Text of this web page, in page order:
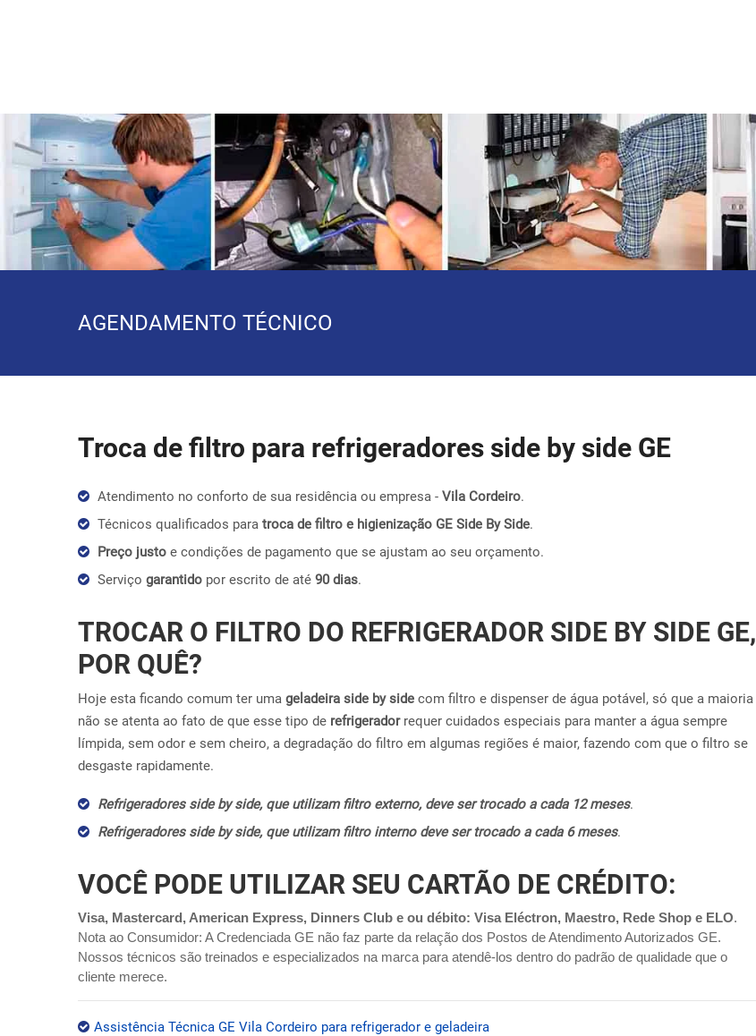
AGENDAMENTO TÉCNICO
Troca de filtro para refrigeradores side by side GE
Atendimento no conforto de sua residência ou empresa - Vila Cordeiro.
Técnicos qualificados para troca de filtro e higienização GE Side By Side.
Preço justo e condições de pagamento que se ajustam ao seu orçamento.
Serviço garantido por escrito de até 90 dias.
TROCAR O FILTRO DO REFRIGERADOR SIDE BY SIDE GE,
POR QUÊ?
Hoje esta ficando comum ter uma geladeira side by side com filtro e dispenser de água potável, só que a maioria
não se atenta ao fato de que esse tipo de refrigeradorrequer cuidados especiais para manter a água sempre
límpida, sem odor e sem cheiro, a degradação do filtro em algumas regiões é maior, fazendo com que o filtro se
desgaste rapidamente.
Refrigeradores side by side, que utilizam filtro externo, deve ser trocado a cada 12 meses.
Refrigeradores side by side, que utilizam filtro interno deve ser trocado a cada 6 meses.
VOCÊ PODE UTILIZAR SEU CARTÃO DE CRÉDITO:
Visa, Mastercard, American Express, Dinners Club e ou débito: Visa Eléctron, Maestro, Rede Shop e ELO.
Nota ao Consumidor: A Credenciada GE não faz parte da relação dos Postos de Atendimento Autorizados GE.
Nossos técnicos são treinados e especializados na marca para atendê-los dentro do padrão de qualidade que o
cliente merece.
Assistência Técnica GE Vila Cordeiro para refrigerador e geladeira